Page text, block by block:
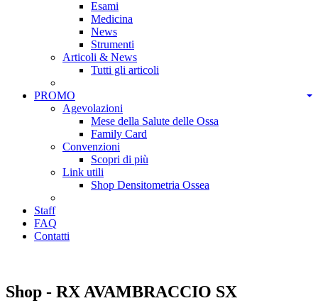
Esami
Medicina
News
Strumenti
Articoli & News
Tutti gli articoli
PROMO
Agevolazioni
Mese della Salute delle Ossa
Family Card
Convenzioni
Scopri di più
Link utili
Shop Densitometria Ossea
Staff
FAQ
Contatti
Shop - RX AVAMBRACCIO SX